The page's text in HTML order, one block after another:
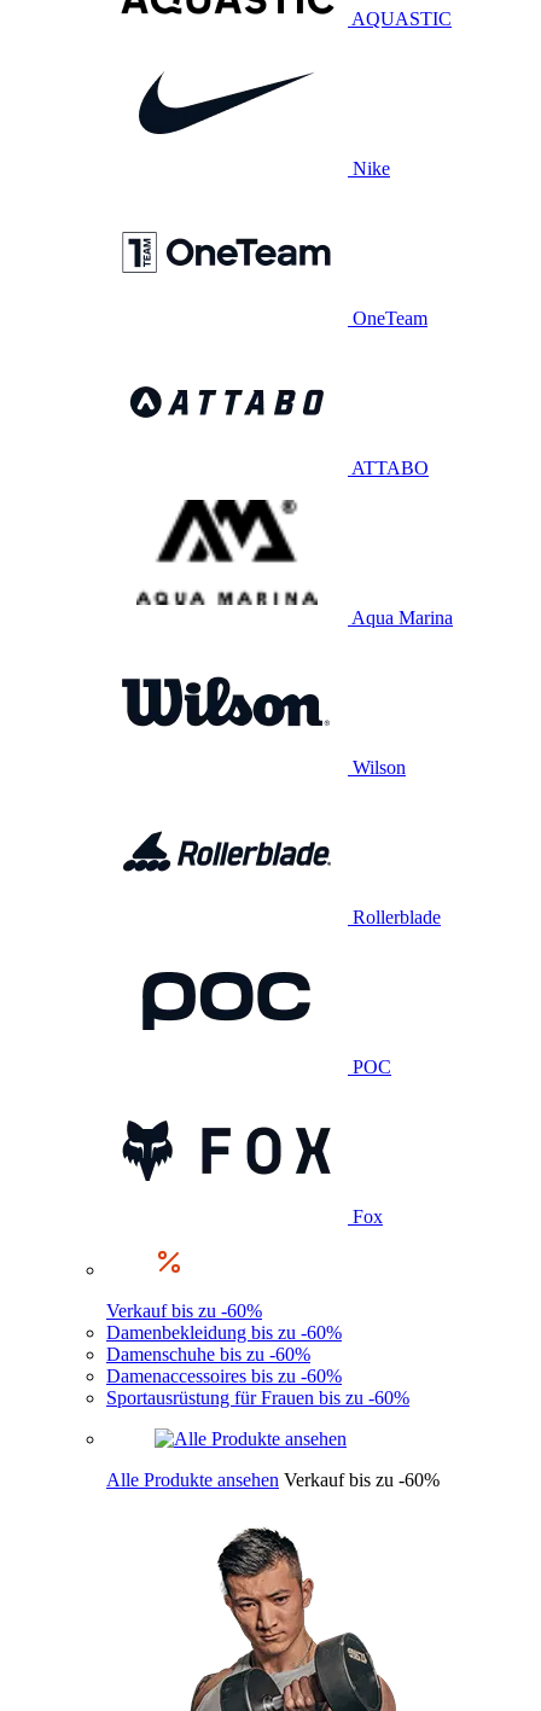
AQUASTIC
Nike
OneTeam
ATTABO
Aqua Marina
Wilson
Rollerblade
POC
Fox
Verkauf bis zu -60%
Damenbekleidung bis zu -60%
Damenschuhe bis zu -60%
Damenaccessoires bis zu -60%
Sportausrüstung für Frauen bis zu -60%
Alle Produkte ansehen Verkauf bis zu -60%